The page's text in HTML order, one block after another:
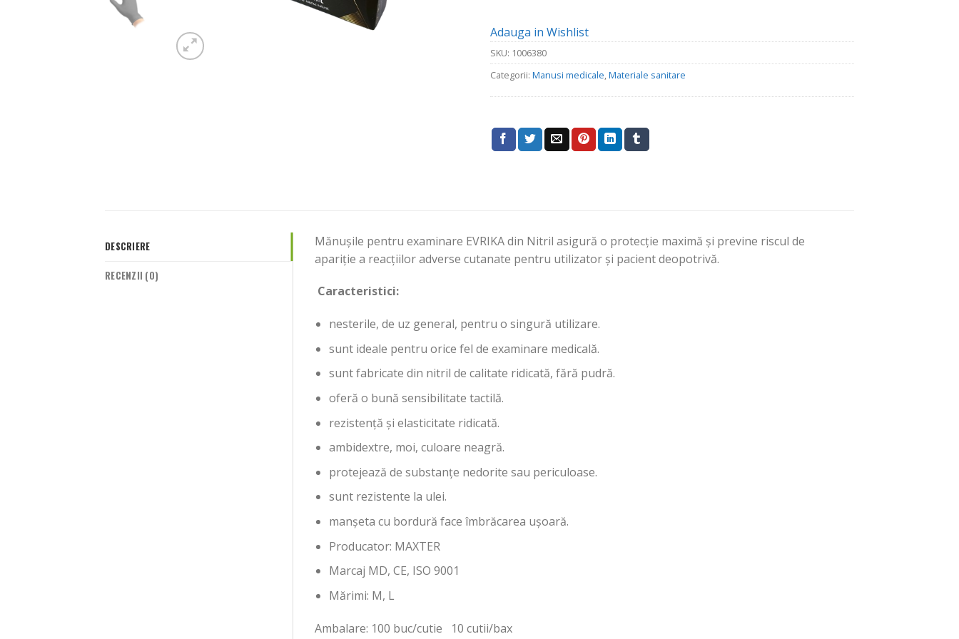
Adauga in Wishlist
SKU: 1006380
Categorii: Manusi medicale,Materiale sanitare
DESCRIERE
RECENZII (0)
Mănuşile pentru examinare EVRIKA din Nitril asigură o protecţie maximă şi previne riscul de
apariţie a reacţiilor adverse cutanate pentru utilizator şi pacient deopotrivă.
Caracteristici:
nesterile, de uz general, pentru o singură utilizare.
sunt ideale pentru orice fel de examinare medicală.
sunt fabricate din nitril de calitate ridicată, fără pudră.
oferă o bună sensibilitate tactilă.
rezistenţă şi elasticitate ridicată.
ambidextre, moi, culoare neagră.
protejează de substanţe nedorite sau periculoase.
sunt rezistente la ulei.
manşeta cu bordură face îmbrăcarea uşoară.
Producator: MAXTER
Marcaj MD, CE, ISO 9001
Mărimi: M, L
Ambalare: 100 buc/cutie 10 cutii/bax